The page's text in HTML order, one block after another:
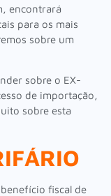
encontrará
para os mais
sobre um
sobre o EX-
de importação,
sobre esta
benefício fiscal de